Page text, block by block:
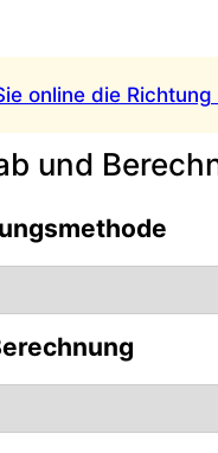
online die Richtung
und